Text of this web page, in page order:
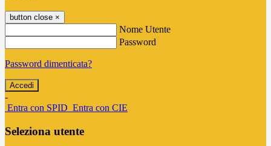
button close ×
Nome Utente
Password
Password dimenticata?
-
Entra con SPID Entra con CIE
Seleziona utente